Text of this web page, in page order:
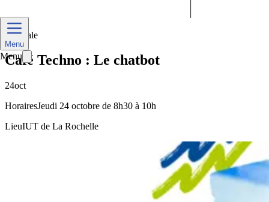
Menu
Menu
Matinale
Café Techno : Le chatbot
24oct
HorairesJeudi 24 octobre de 8h30 à 10h
LieuIUT de La Rochelle